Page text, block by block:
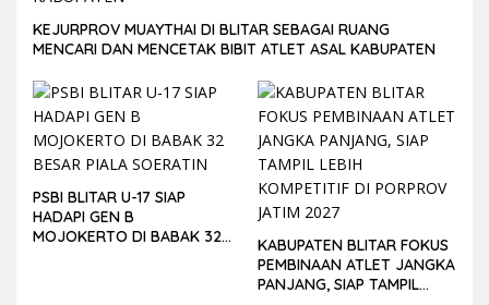
KEJURPROV MUAYTHAI DI BLITAR SEBAGAI RUANG
MENCARI DAN MENCETAK BIBIT ATLET ASAL KABUPATEN
PSBI BLITAR U-17 SIAP
HADAPI GEN B
MOJOKERTO DI BABAK 32
KABUPATEN BLITAR FOKUS
PEMBINAAN ATLET JANGKA
PANJANG, SIAP TAMPIL